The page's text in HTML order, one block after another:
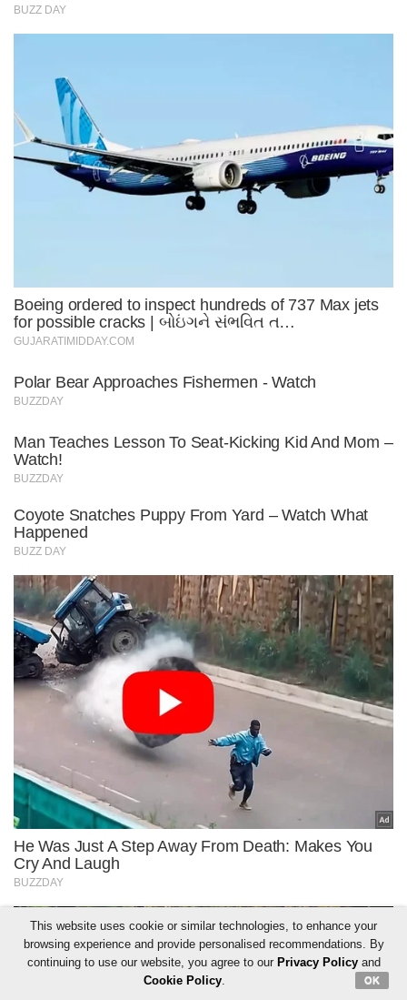
This website uses cookie or similar technologies, to enhance your
browsing experience and provide personalised recommendations. By
continuing to use our website, you agree to our Privacy Policyand
Cookie Policy. OK